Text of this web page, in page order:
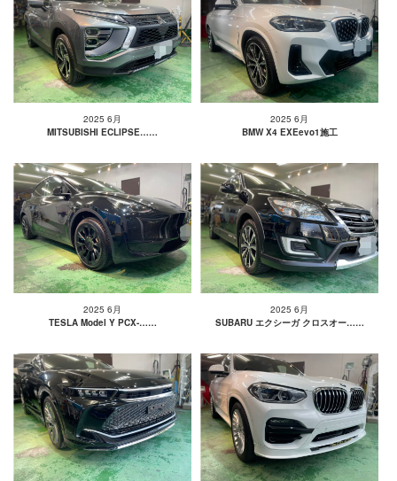
2025 6月
MITSUBISHI ECLIPSE……
2025 6月
BMW X4 EXEevo1施工
2025 6月
TESLA Model Y PCX-……
2025 6月
SUBARU エクシーガ クロスオー……